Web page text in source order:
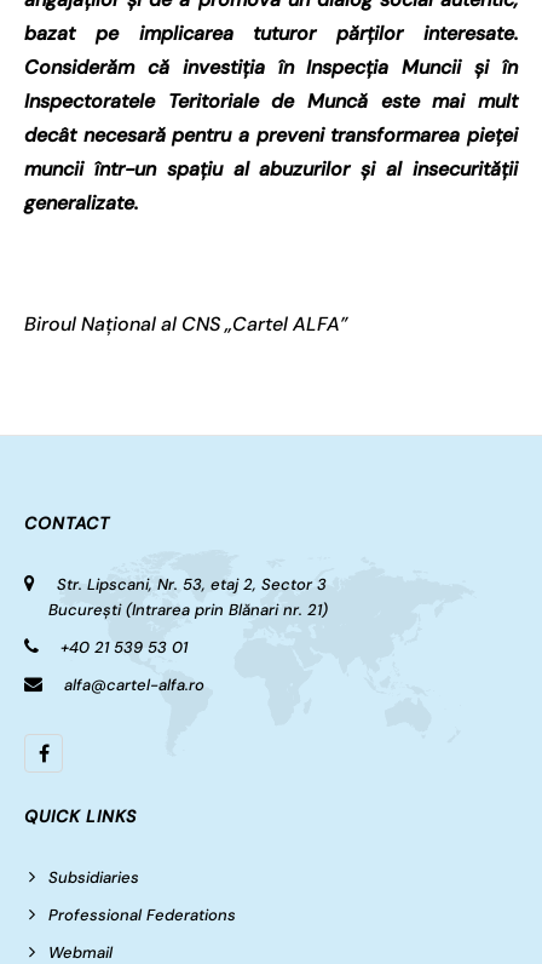
bazat pe implicarea tuturor părților interesate.
Considerăm că investiția în Inspecția Muncii și în
Inspectoratele Teritoriale de Muncă este mai mult
decât necesară pentru a preveni transformarea pieței
muncii într-un spațiu al abuzurilor și al insecurității
generalizate.
Biroul Național al CNS „Cartel ALFA”
CONTACT
Str. Lipscani, Nr. 53, etaj 2, Sector 3
București (Intrarea prin Blănari nr. 21)
+40 21 539 53 01
alfa@cartel-alfa.ro
QUICK LINKS
Subsidiaries
Professional Federations
Webmail